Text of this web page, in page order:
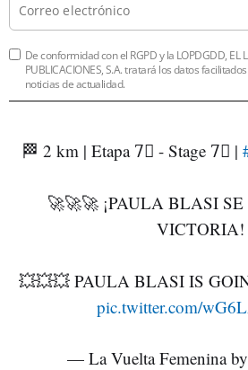
De conformidad con el RGPD y la LOPDGDD, EL
PUBLICACIONES, S.A. tratará los datos
noticias de actualidad.
🏁 2 km | Etapa 7⃣ - Stage 7⃣ |
🚀🚀🚀 ¡PAULA BLASI
VICTORIA!
💥💥💥 PAULA BLASI IS
pic.twitter.com/
— La Vuelta Femenina by